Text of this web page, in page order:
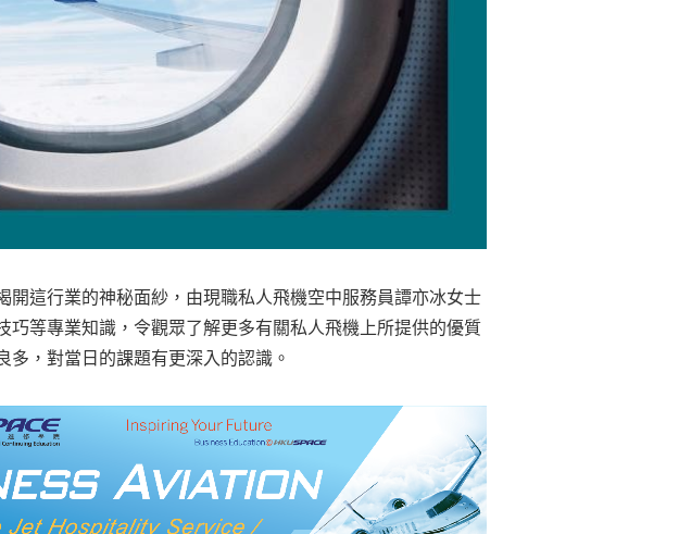
開這行業的神秘面紗，由現職私人飛機空中服務員譚亦冰女士
巧等專業知識，令觀眾了解更多有關私人飛機上所提供的優質
，對當日的課題有更深入的認識。